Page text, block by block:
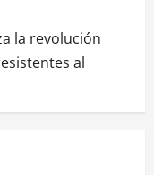
la revolución
al